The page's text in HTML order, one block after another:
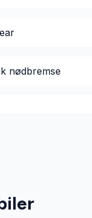
nødbremse